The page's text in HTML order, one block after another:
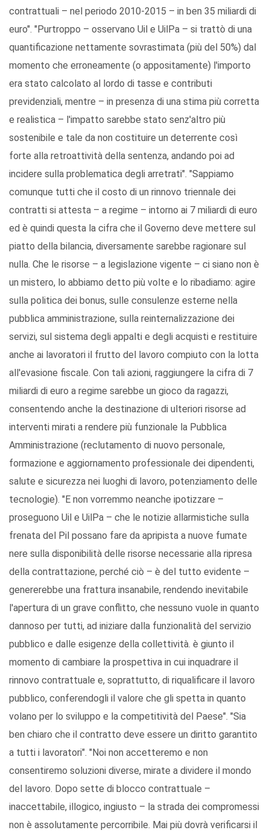
contrattuali – nel periodo 2010-2015 – in ben 35 miliardi di
euro". "Purtroppo – osservano Uil e UilPa – si trattò di una
quantificazione nettamente sovrastimata (più del 50%) dal
momento che erroneamente (o appositamente) l'importo
era stato calcolato al lordo di tasse e contributi
previdenziali, mentre – in presenza di una stima più corretta
e realistica – l'impatto sarebbe stato senz'altro più
sostenibile e tale da non costituire un deterrente così
forte alla retroattività della sentenza, andando poi ad
incidere sulla problematica degli arretrati". "Sappiamo
comunque tutti che il costo di un rinnovo triennale dei
contratti si attesta – a regime – intorno ai 7 miliardi di euro
ed è quindi questa la cifra che il Governo deve mettere sul
piatto della bilancia, diversamente sarebbe ragionare sul
nulla. Che le risorse – a legislazione vigente – ci siano non è
un mistero, lo abbiamo detto più volte e lo ribadiamo: agire
sulla politica dei bonus, sulle consulenze esterne nella
pubblica amministrazione, sulla reinternalizzazione dei
servizi, sul sistema degli appalti e degli acquisti e restituire
anche ai lavoratori il frutto del lavoro compiuto con la lotta
all'evasione fiscale. Con tali azioni, raggiungere la cifra di 7
miliardi di euro a regime sarebbe un gioco da ragazzi,
consentendo anche la destinazione di ulteriori risorse ad
interventi mirati a rendere più funzionale la Pubblica
Amministrazione (reclutamento di nuovo personale,
formazione e aggiornamento professionale dei dipendenti,
salute e sicurezza nei luoghi di lavoro, potenziamento delle
tecnologie). "E non vorremmo neanche ipotizzare –
proseguono Uil e UilPa – che le notizie allarmistiche sulla
frenata del Pil possano fare da apripista a nuove fumate
nere sulla disponibilità delle risorse necessarie alla ripresa
della contrattazione, perché ciò – è del tutto evidente –
genererebbe una frattura insanabile, rendendo inevitabile
l'apertura di un grave conflitto, che nessuno vuole in quanto
dannoso per tutti, ad iniziare dalla funzionalità del servizio
pubblico e dalle esigenze della collettività. è giunto il
momento di cambiare la prospettiva in cui inquadrare il
rinnovo contrattuale e, soprattutto, di riqualificare il lavoro
pubblico, conferendogli il valore che gli spetta in quanto
volano per lo sviluppo e la competitività del Paese". "Sia
ben chiaro che il contratto deve essere un diritto garantito
a tutti i lavoratori". "Noi non accetteremo e non
consentiremo soluzioni diverse, mirate a dividere il mondo
del lavoro. Dopo sette di blocco contrattuale –
inaccettabile, illogico, ingiusto – la strada dei compromessi
non è assolutamente percorribile. Mai più dovrà verificarsi il